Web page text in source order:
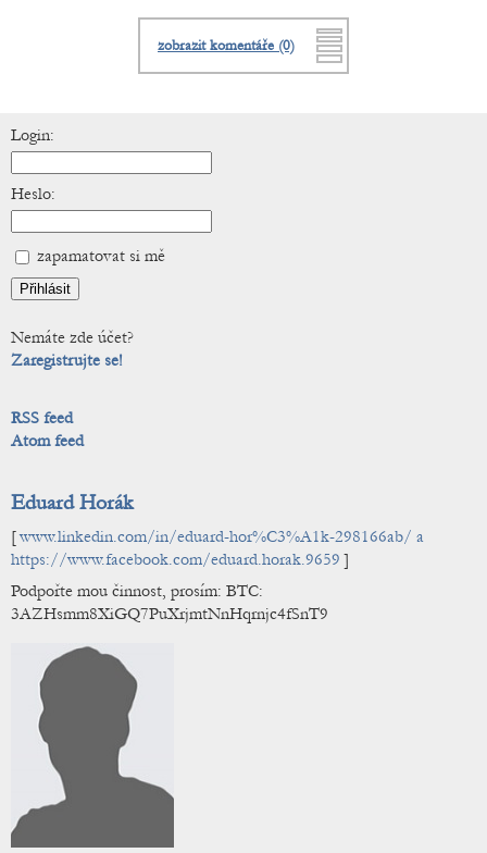
zobrazit komentáře (0)
Login:
Heslo:
zapamatovat si mě
Nemáte zde účet?
Zaregistrujte se!
RSS feed
Atom feed
Eduard Horák
[www.linkedin.com/in/eduard-hor%C3%A1k-298166ab/ a
https://www.facebook.com/eduard.horak.9659 ]
Podpořte mou činnost, prosím: BTC:
3AZHsmm8XiGQ7PuXrjmtNnHqrnjc4fSnT9